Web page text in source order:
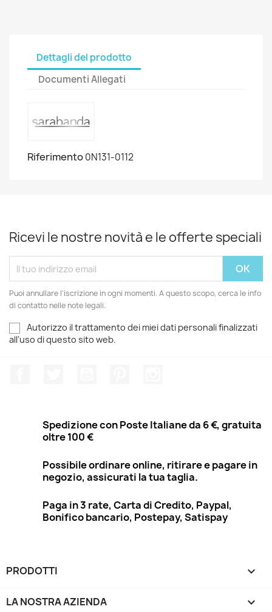
Dettagli del prodotto
Documenti Allegati
Riferimento0N131-0112
Ricevi le nostre novità e le offerte speciali
Puoi annullare l'iscrizione in ogni momenti. A questo scopo, cerca le info
di contatto nelle note legali.
Autorizzo il trattamento dei miei dati personali finalizzati
all'uso di questo sito web.
Spedizione con Poste Italiane da 6 €, gratuita
oltre 100 €
Possibile ordinare online, ritirare e pagare in
negozio, assicurati la tua taglia.
Paga in 3 rate, Carta di Credito, Paypal,
Bonifico bancario, Postepay, Satispay
PRODOTTI 
LA NOSTRA AZIENDA 